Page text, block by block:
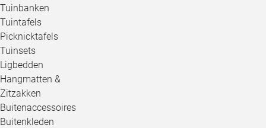
Tuinbanken
Tuintafels
Picknicktafels
Tuinsets
Ligbedden
Hangmatten &
Zitzakken
Buitenaccessoires
Buitenkleden